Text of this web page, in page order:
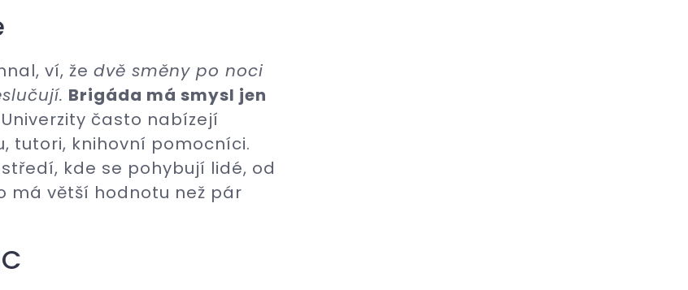
ví, že dvě směny po noci
Brigáda má smysl jen
Univerzity často nabízejí
tutori, knihovní pomocníci.
kde se pohybují lidé, od
má větší hodnotu než pár